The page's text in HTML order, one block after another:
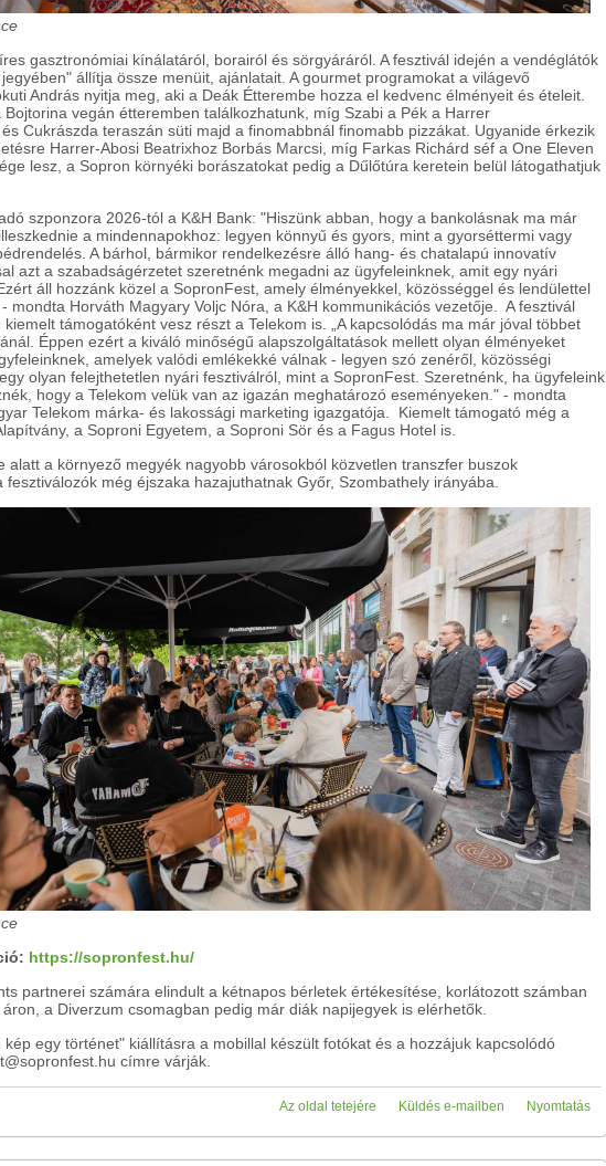
gasztronómiai kínálatáról, borairól és sörgyáráról. A fesztivál idején a vendéglátók
állítja össze menüit, ajánlatait. A gourmet programokat a világevő
András nyitja meg, aki a Deák Étterembe hozza el kedvenc élményeit és ételeit.
Bojtorina vegán étteremben találkozhatunk, míg Szabi a Pék a Harrer
Cukrászda teraszán süti majd a finomabbnál finomabb pizzákat. Ugyanide érkezik
Harrer-Abosi Beatrixhoz Borbás Marcsi, míg Farkas Richárd séf a One Eleven
lesz, a Sopron környéki borászatokat pedig a Dűlőtúra keretein belül látogathatjuk
szponzora 2026-tól a K&H Bank: "Hiszünk abban, hogy a bankolásnak ma már
a mindennapokhoz: legyen könnyű és gyors, mint a gyorséttermi vagy
A bárhol, bármikor rendelkezésre álló hang- és chatalapú innovatív
azt a szabadságérzetet szeretnénk megadni az ügyfeleinknek, amit egy nyári
áll hozzánk közel a SopronFest, amely élményekkel, közösséggel és lendülettel
mondta Horváth Magyary Voljc Nóra, a K&H kommunikációs vezetője. A fesztivál
támogatóként vesz részt a Telekom is. „A kapcsolódás ma már jóval többet
Éppen ezért a kiváló minőségű alapszolgáltatások mellett olyan élményeket
amelyek valódi emlékekké válnak - legyen szó zenéről, közösségi
olyan felejthetetlen nyári fesztiválról, mint a SopronFest. Szeretnénk, ha ügyfeleink
hogy a Telekom velük van az igazán meghatározó eseményeken." - mondta
Telekom márka- és lakossági marketing igazgatója. Kiemelt támogató még a
a Soproni Egyetem, a Soproni Sör és a Fagus Hotel is.
alatt a környező megyék nagyobb városokból közvetlen transzfer buszok
fesztiválozók még éjszaka hazajuthatnak Győr, Szombathely irányába.
https://sopronfest.hu/
partnerei számára elindult a kétnapos bérletek értékesítése, korlátozott számban
a Diverzum csomagban pedig már diák napijegyek is elérhetők.
kép egy történet" kiállításra a mobillal készült fotókat és a hozzájuk kapcsolódó
címre várják.
Nyomtatás
Küldés e-mailben
Az oldal tetejére